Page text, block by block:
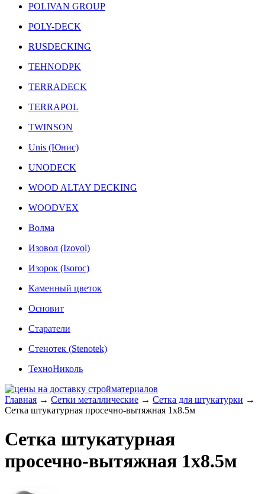
POLIVAN GROUP
POLY-DECK
RUSDECKING
TEHNODPK
TERRADECK
TERRAPOL
TWINSON
Unis (Юнис)
UNODECK
WOOD ALTAY DECKING
WOODVEX
Волма
Изовол (Izovol)
Изорок (Isoroc)
Каменный цветок
Основит
Старатели
Стенотек (Stenotek)
ТехноНиколь
Главная → Сетки металлические → Сетка для штукатурки →
Сетка штукатурная просечно-вытяжная 1x8.5м
Сетка штукатурная
просечно-вытяжная 1x8.5м